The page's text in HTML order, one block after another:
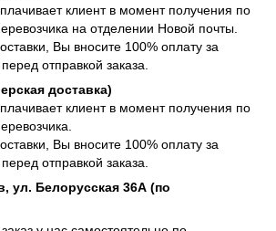
клиент в момент получения по
на отделении Новой почты.
Вы вносите 100% оплату за
отправкой заказа.
доставка)
клиент в момент получения по
Вы вносите 100% оплату за
отправкой заказа.
ул. Белорусская 36А (по